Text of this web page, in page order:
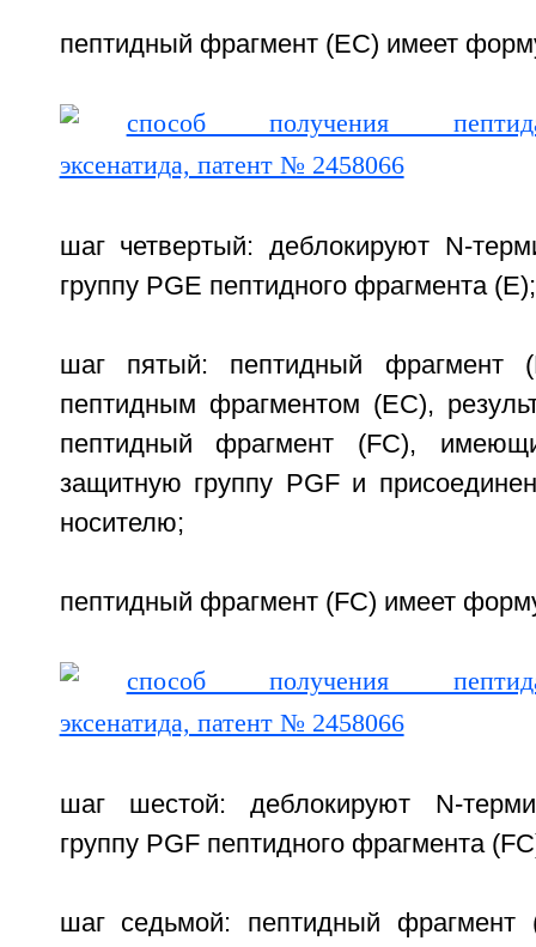
пептидный фрагмент (ЕС) имеет
шаг четвертый: деблокируют N-
группу PGE пептидного фрагмента (Е);
шаг пятый: пептидный фрагмент
пептидным фрагментом (ЕС),
пептидный фрагмент (FC),
защитную группу PGF и
носителю;
пептидный фрагмент (FC) имеет
шаг шестой: деблокируют N-
группу PGF пептидного фрагмента
шаг седьмой: пептидный фрагмент